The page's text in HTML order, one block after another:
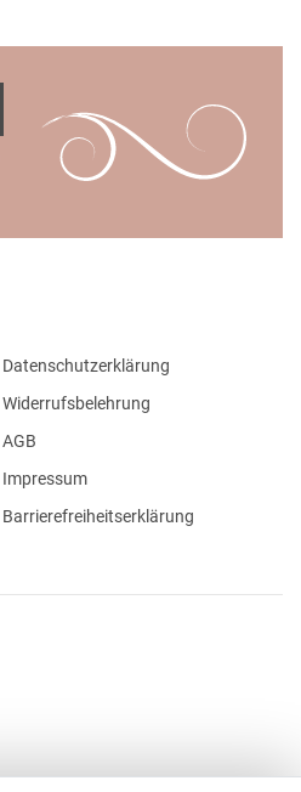
Datenschutzerklärung
Widerrufsbelehrung
AGB
Impressum
Barrierefreiheitserklärung